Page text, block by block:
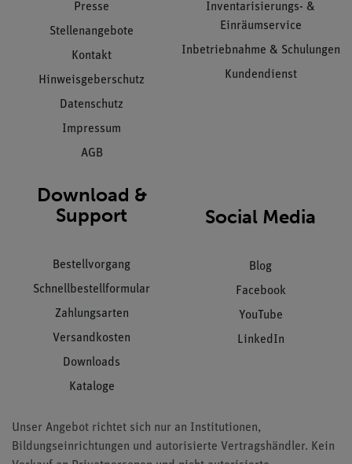
Presse
Stellenangebote
Kontakt
Hinweisgeberschutz
Datenschutz
Impressum
AGB
Inventarisierungs- &
Einräumservice
Inbetriebnahme & Schulungen
Kundendienst
Download &
Support
Bestellvorgang
Schnellbestellformular
Zahlungsarten
Versandkosten
Downloads
Kataloge
Social Media
Blog
Facebook
YouTube
LinkedIn
Unser Angebot richtet sich nur an Institutionen,
Bildungseinrichtungen und autorisierte Vertragshändler. Kein